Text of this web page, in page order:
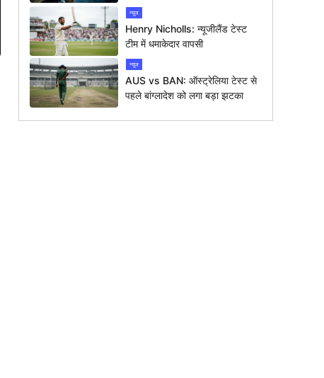
बड़ी समस्या है?
न्यूज
Henry Nicholls: न्यूजीलैंड टेस्ट
टीम में धमाकेदार वापसी
न्यूज
AUS vs BAN: ऑस्ट्रेलिया टेस्ट से
पहले बांग्लादेश को लगा बड़ा झटका